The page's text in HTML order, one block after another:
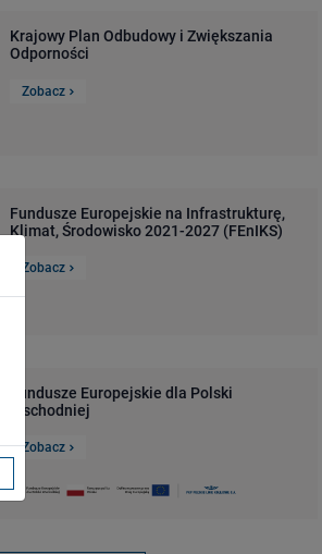
Krajowy Plan Odbudowy i Zwiększania
Odporności
Zobacz
Fundusze Europejskie na Infrastrukturę,
Klimat, Środowisko 2021-2027 (FEnIKS)
Zobacz
Fundusze Europejskie dla Polski
Wschodniej
Zobacz